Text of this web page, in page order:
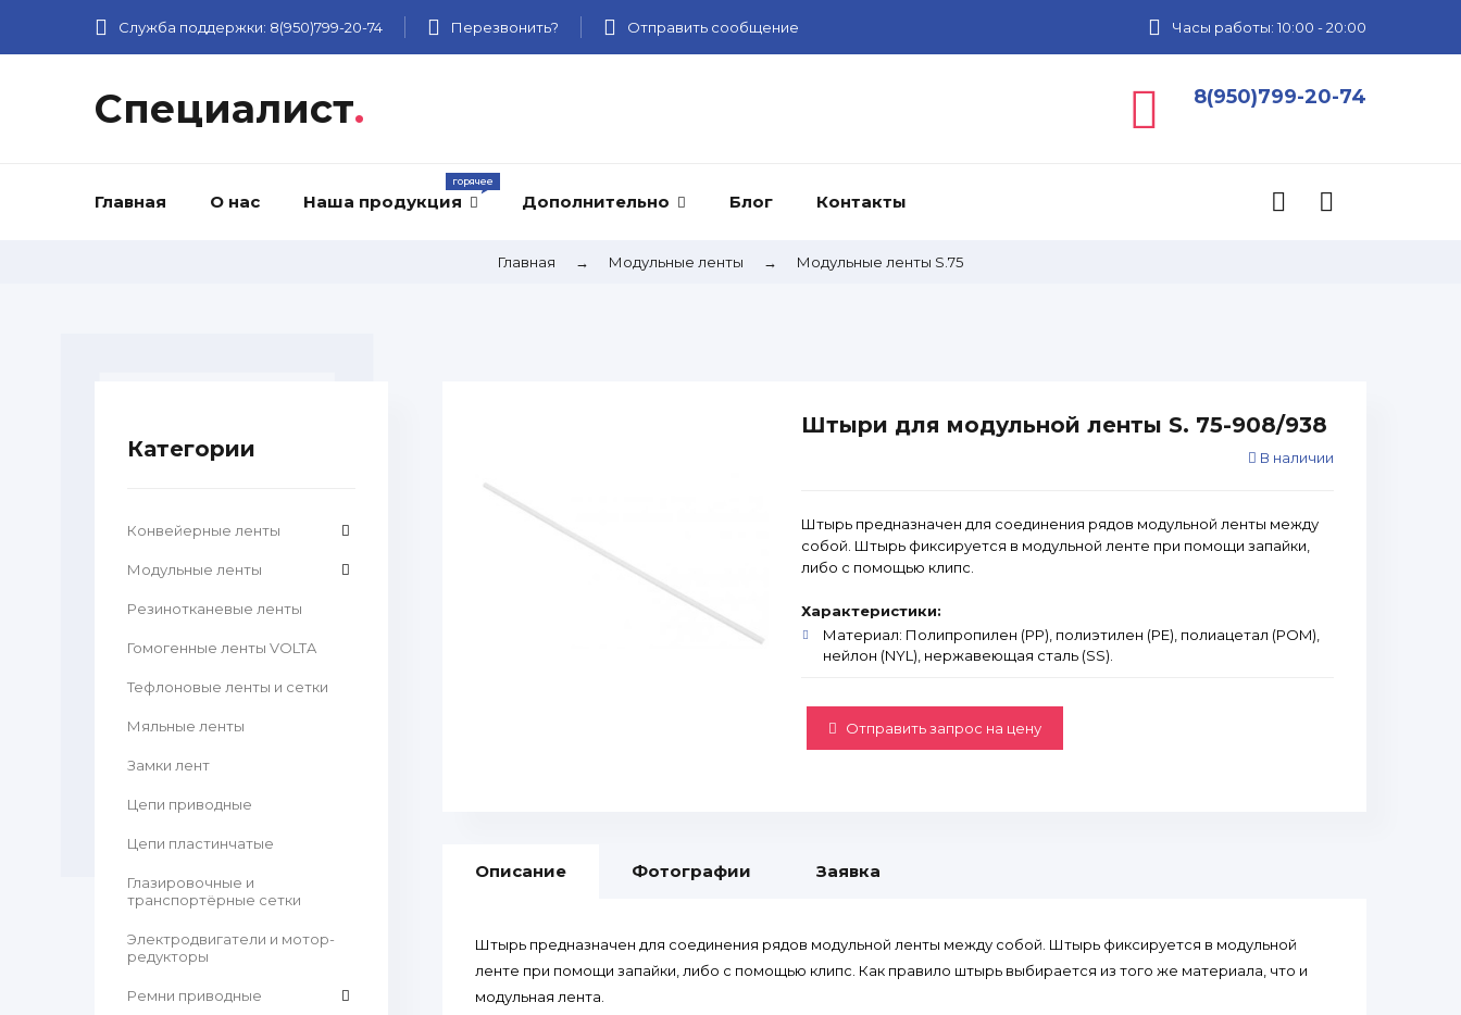
Служба поддержки: 8(950)799-20-74 Перезвонить? Отправить сообщение Часы работы: 10:00 - 20:00
Специалист. 8(950)799-20-74
Главная О нас Наша продукция Дополнительно Блог Контакты
Главная → Модульные ленты → Модульные ленты S.75
Штыри для модульной ленты S. 75-908/938
В наличии
Штырь предназначен для соединения рядов модульной ленты между
собой. Штырь фиксируется в модульной ленте при помощи запайки,
либо с помощью клипс.
Характеристики:
Материал: Полипропилен (PP), полиэтилен (PE), полиацетал (POM),
нейлон (NYL), нержавеющая сталь (SS).
Отправить запрос на цену
Описание Фотографии Заявка
Штырь предназначен для соединения рядов модульной ленты между собой. Штырь фиксируется в модульной
ленте при помощи запайки, либо с помощью клипс. Как правило штырь выбирается из того же материала, что и
модульная лента.
Категории
Конвейерные ленты
Модульные ленты
Резинотканевые ленты
Гомогенные ленты VOLTA
Тефлоновые ленты и сетки
Мяльные ленты
Замки лент
Цепи приводные
Цепи пластинчатые
Глазировочные и
транспортёрные сетки
Электродвигатели и мотор-
редукторы
Ремни приводные